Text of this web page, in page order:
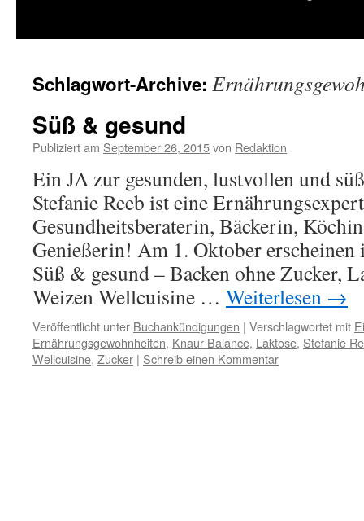
Schlagwort-Archive:
Süß & gesund
Publiziert am September 26, 2015von Redaktion
Ein JA zur gesunden, lustvollen und
Stefanie Reeb ist eine
Gesundheitsberaterin, Bäckerin,
Genießerin! Am 1. Oktober erscheinen
Süß & gesund – Backen ohne Zucker,
Weizen Wellcuisine … Weiterlesen →
Veröffentlicht unter Buchankündigungen | Verschlagwortet mit
Ernährungsgewohnheiten, Knaur Balance, Laktose, Stefanie
Wellcuisine, Zucker | Schreib einen Kommentar